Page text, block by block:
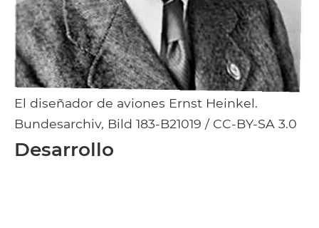
El diseñador de aviones Ernst Heinkel.
Bundesarchiv, Bild 183-B21019 / CC-BY-SA 3.0
Desarrollo